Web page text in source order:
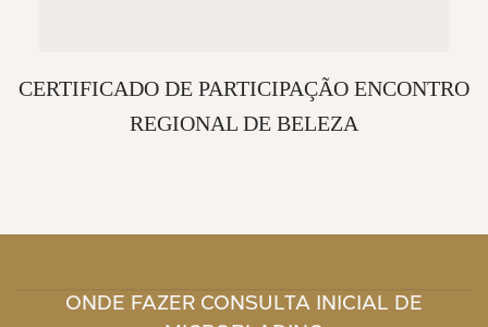
CERTIFICADO DE PARTICIPAÇÃO ENCONTRO
REGIONAL DE BELEZA
ONDE FAZER CONSULTA INICIAL DE